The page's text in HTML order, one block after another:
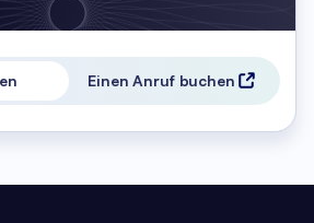
Einen Anruf buchen